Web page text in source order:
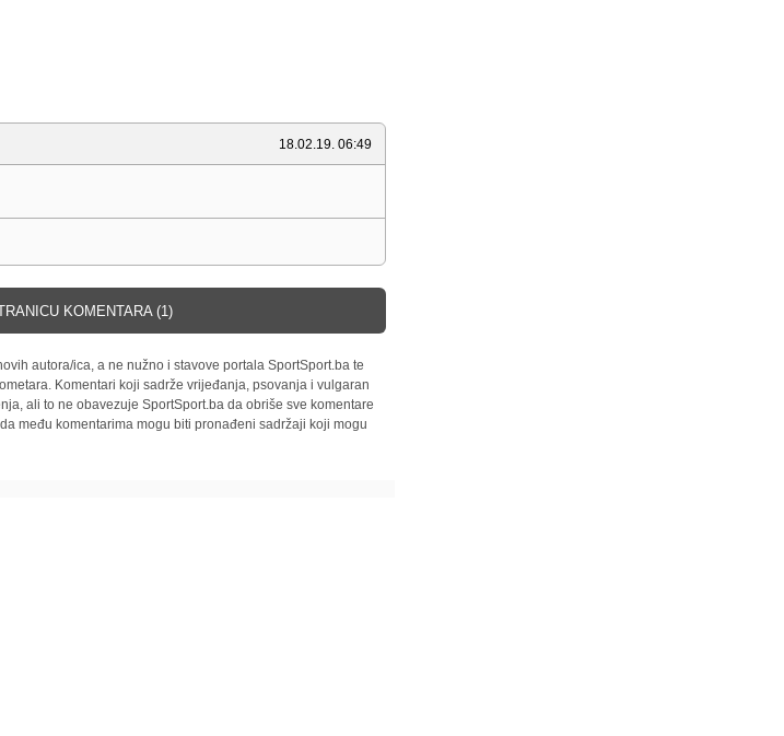
18.02.19. 06:49
KOMENTARA (1)
autora/ica, a ne nužno i stavove portala SportSport.ba te
Komentari koji sadrže vrijeđanja, psovanja i vulgaran
ali to ne obavezuje SportSport.ba da obriše sve komentare
među komentarima mogu biti pronađeni sadržaji koji mogu